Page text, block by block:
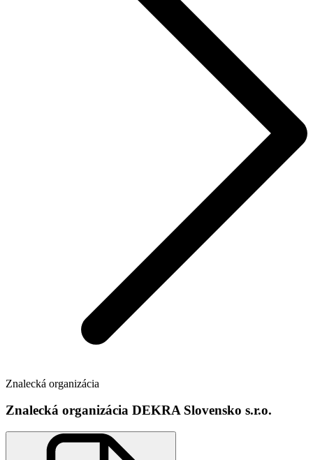
Znalecká organizácia
Znalecká organizácia DEKRA Slovensko s.r.o.